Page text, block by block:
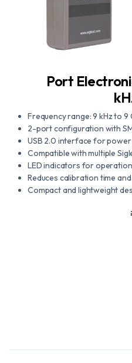
2 Port
Frequency range: 9 kHz to 9
2-port configuration with
USB 2.0 interface for
Compatible with multiple
LED indicators for
Reduces calibration time
Compact and lightweight